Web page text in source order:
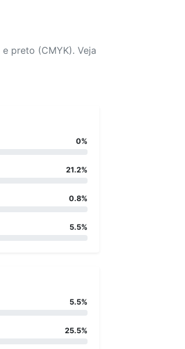
preto (CMYK). Veja
0%
21.2%
0.8%
5.5%
5.5%
25.5%